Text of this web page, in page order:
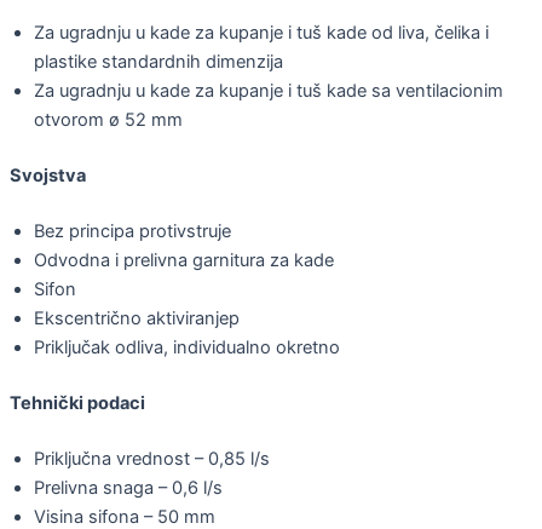
Za ugradnju u kade za kupanje i tuš kade od liva, čelika i
plastike standardnih dimenzija
Za ugradnju u kade za kupanje i tuš kade sa ventilacionim
otvorom ø 52 mm
Svojstva
Bez principa protivstruje
Odvodna i prelivna garnitura za kade
Sifon
Ekscentrično aktiviranjep
Priključak odliva, individualno okretno
Tehnički podaci
Priključna vrednost – 0,85 l/s
Prelivna snaga – 0,6 l/s
Visina sifona – 50 mm